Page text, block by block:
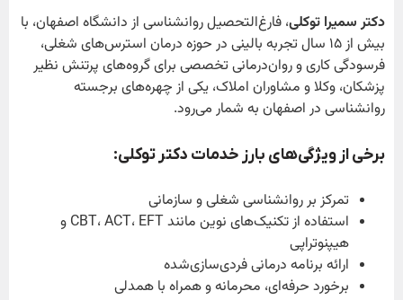
دکتر سمیرا توکلی، فارغ‌التحصیل روانشناسی از دانشگاه اصفهان، با
بیش از ۱۵ سال تجربه بالینی در حوزه درمان استرس‌های شغلی،
فرسودگی کاری و روان‌درمانی تخصصی برای گروه‌های پرتنش نظیر
پزشکان، وکلا و مشاوران املاک، یکی از چهره‌های برجسته
روانشناسی در اصفهان به شمار می‌رود.
برخی از ویژگی‌های بارز خدمات دکتر توکلی:
تمرکز بر روانشناسی شغلی و سازمانی
استفاده از تکنیک‌های نوین مانند CBT، ACT، EFT و
هیپنوتراپی
ارائه برنامه درمانی فردی‌سازی‌شده
برخورد حرفه‌ای، محرمانه و همراه با همدلی